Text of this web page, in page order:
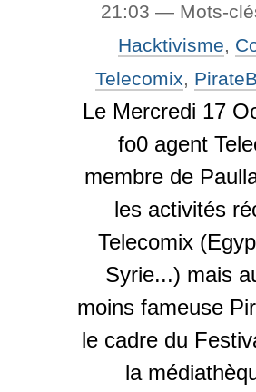
21:03— Mots-
Hacktivisme,
Telecomix,
Le Mercredi 17
fo0 agent
membre de
les activités
Telecomix
Syrie...) mais
moins fameuse
le cadre du
la